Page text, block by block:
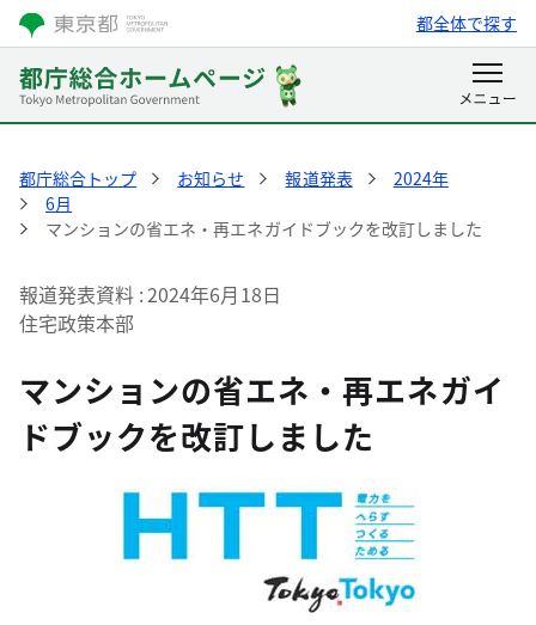
都全体で探す
都庁総合トップ お知らせ 報道発表
2024年
6月
マンションの省エネ・再エネガイドブックを改訂しました
報道発表資料 2024年6月18日
住宅政策本部
マンションの省エネ・再エネガイ
ドブックを改訂しました